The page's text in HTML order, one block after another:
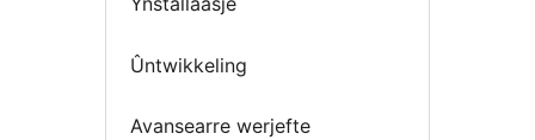
Ûntwikkeling
Avansearre werjefte